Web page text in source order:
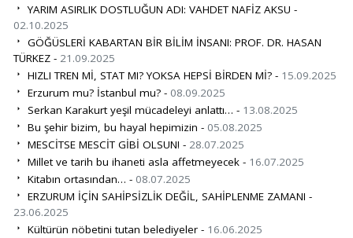
YARIM ASIRLIK DOSTLUĞUN ADI: VAHDET NAFİZ AKSU -
02.10.2025
GÖĞÜSLERİ KABARTAN BİR BİLİM İNSANI: PROF. DR. HASAN
TÜRKEZ - 21.09.2025
HIZLI TREN Mİ, STAT MI? YOKSA HEPSİ BİRDEN Mİ? - 15.09.2025
Erzurum mu? İstanbul mu? - 08.09.2025
Serkan Karakurt yeşil mücadeleyi anlattı… - 13.08.2025
Bu şehir bizim, bu hayal hepimizin - 05.08.2025
MESCİTSE MESCİT GİBİ OLSUN! - 28.07.2025
Millet ve tarih bu ihaneti asla affetmeyecek - 16.07.2025
Kitabın ortasından… - 08.07.2025
ERZURUM İÇİN SAHİPSİZLİK DEĞİL, SAHİPLENME ZAMANI -
23.06.2025
Kültürün nöbetini tutan belediyeler - 16.06.2025